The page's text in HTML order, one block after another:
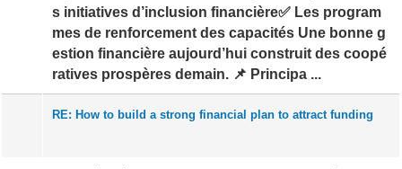
s initiatives d’inclusion financière✅ Les program
mes de renforcement des capacités Une bonne g
estion financière aujourd’hui construit des coopé
ratives prospères demain. 📌 Principa ...
RE: How to build a strong financial plan to attract funding